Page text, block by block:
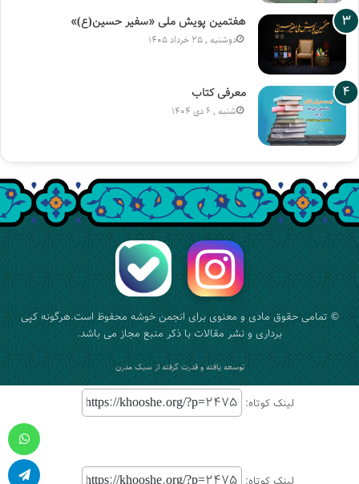
هفتمین پویش ملی «سفیر حسین(ع)»
دوشنبه , 25 خرداد 1405
معرفی کتاب
شنبه , 6 دی 1404
© تمامی حقوق مادی و معنوی برای انجمن خوشه محفوظ است.هرگونه کپی
برداری و نشر مقالات با ذکر منبع مجاز می باشد.
توسعه یافته و قدرت گرفته ازسبک مدرن
لینک کوتاه:
واتس آپ